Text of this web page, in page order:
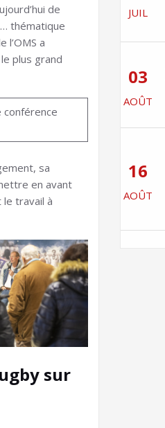
de
thématique
a
plus grand
conférence
sa
en avant
le travail à
sur
JUIL
03
AOÛT
16
AOÛT